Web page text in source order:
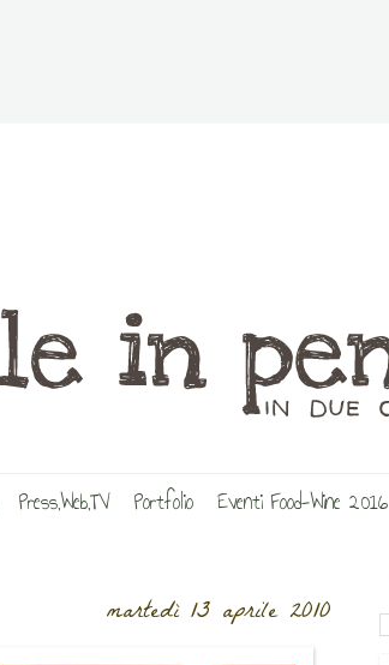
Press,Web,TV Portfolio Eventi Food-Wine 2016
martedì 13 aprile 2010